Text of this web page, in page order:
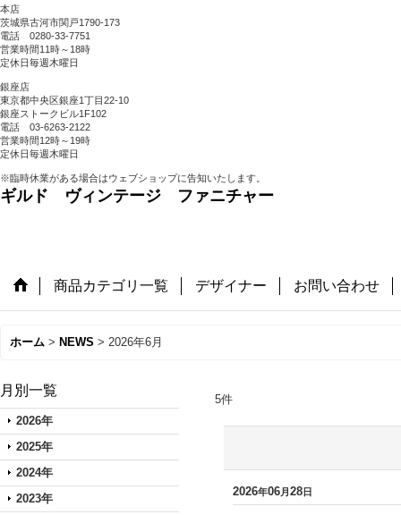
本店
茨城県古河市関戸1790-173
電話 0280-33-7751
営業時間11時～18時
定休日毎週木曜日
銀座店
東京都中央区銀座1丁目22-10
銀座ストークビル1F102
電話 03-6263-2122
営業時間12時～19時
定休日毎週木曜日
※臨時休業がある場合はウェブショップに告知いたします。
ギルド ヴィンテージ ファニチャー
商品カテゴリ一覧 デザイナー お問い合わせ
ホーム > NEWS > 2026年6月
月別一覧
2026年
2025年
2024年
2023年
5件
2026年06月28日